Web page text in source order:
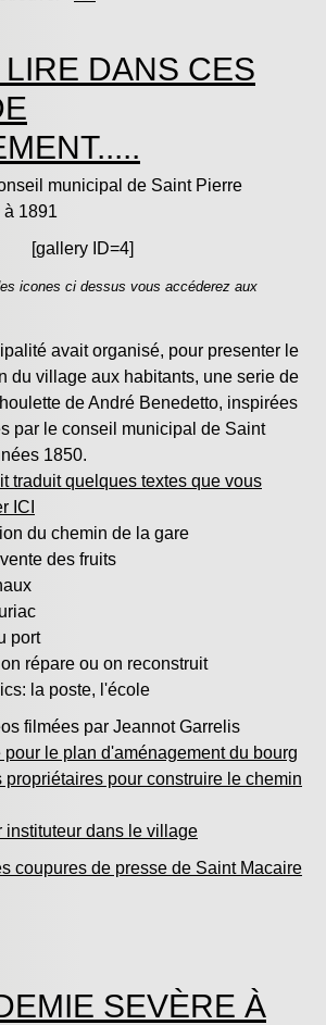
DANS CES
municipal de Saint Pierre
1891
[gallery ID=4]
icones ci dessus vous accéderez aux
avait organisé, pour presenter le
du village aux habitants, une serie de
de André Benedetto, inspirées
par le conseil municipal de Saint
1850.
traduit quelques textes que vous
ICI
du chemin de la gare
des fruits
port
répare ou on reconstruit
la poste, l'école
filmées par Jeannot Garrelis
pour le plan d'aménagement du bourg
propriétaires pour construire le chemin
dans le village
coupures de presse de Saint Macaire
SEVÈRE À